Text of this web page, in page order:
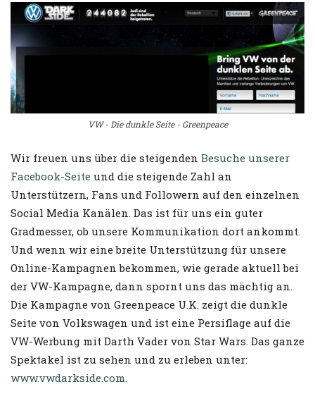
VW - Die dunkle Seite - Greenpeace
Wir freuen uns über die steigenden Besuche unserer
Facebook-Seite und die steigende Zahl an
Unterstützern, Fans und Followern auf den einzelnen
Social Media Kanälen. Das ist für uns ein guter
Gradmesser, ob unsere Kommunikation dort ankommt.
Und wenn wir eine breite Unterstützung für unsere
Online-Kampagnen bekommen, wie gerade aktuell bei
der VW-Kampagne, dann spornt uns das mächtig an.
Die Kampagne von Greenpeace U.K. zeigt die dunkle
Seite von Volkswagen und ist eine Persiflage auf die
VW-Werbung mit Darth Vader von Star Wars. Das ganze
Spektakel ist zu sehen und zu erleben unter:
www.vwdarkside.com.